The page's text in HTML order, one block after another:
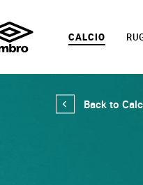
CALCIO
Back to